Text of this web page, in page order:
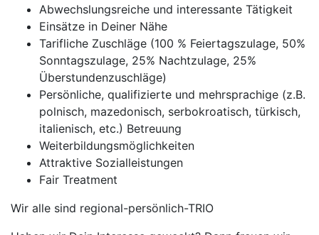
Abwechslungsreiche und interessante Tätigkeit
Einsätze in Deiner Nähe
Tarifliche Zuschläge (100 % Feiertagszulage, 50%
Sonntagszulage, 25% Nachtzulage, 25%
Überstundenzuschläge)
Persönliche, qualifizierte und mehrsprachige (z.B.
polnisch, mazedonisch, serbokroatisch, türkisch,
italienisch, etc.) Betreuung
Weiterbildungsmöglichkeiten
Attraktive Sozialleistungen
Fair Treatment
Wir alle sind regional-persönlich-TRIO